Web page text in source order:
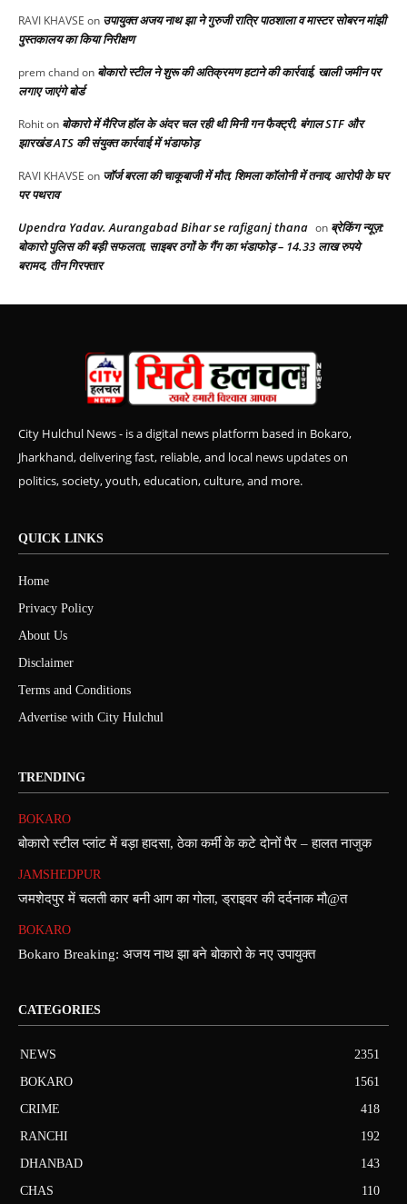
RAVI KHAVSE on उपायुक्त अजय नाथ झा ने गुरुजी रात्रि पाठशाला व मास्टर सोबरन मांझी
पुस्तकालय का किया निरीक्षण
prem chandon बोकारो स्टील ने शुरू की अतिक्रमण हटाने की कार्रवाई, खाली जमीन पर
लगाए जाएंगे बोर्ड
Rohiton बोकारो में मैरिज हॉल के अंदर चल रही थी मिनी गन फैक्ट्री, बंगाल STF और
झारखंड ATS की संयुक्त कार्रवाई में भंडाफोड़
RAVI KHAVSE on जॉर्ज बरला की चाकूबाजी में मौत, शिमला कॉलोनी में तनाव, आरोपी के घर
पर पथराव
Upendra Yadav. Aurangabad Bihar se rafiganj thana on ब्रेकिंग न्यूज़:
बोकारो पुलिस की बड़ी सफलता, साइबर ठगों के गैंग का भंडाफोड़ – 14.33 लाख रुपये
बरामद, तीन गिरफ्तार
City Hulchul News - is a digital news platform based in Bokaro,
Jharkhand, delivering fast, reliable, and local news updates on
politics, society, youth, education, culture, and more.
QUICK LINKS
Home
Privacy Policy
About Us
Disclaimer
Terms and Conditions
Advertise with City Hulchul
TRENDING
BOKARO
बोकारो स्टील प्लांट में बड़ा हादसा, ठेका कर्मी के कटे दोनों पैर – हालत नाजुक
JAMSHEDPUR
जमशेदपुर में चलती कार बनी आग का गोला, ड्राइवर की दर्दनाक मौ@त
BOKARO
Bokaro Breaking: अजय नाथ झा बने बोकारो के नए उपायुक्त
CATEGORIES
NEWS
2351
BOKARO
1561
CRIME
418
RANCHI
192
DHANBAD
143
CHAS
110